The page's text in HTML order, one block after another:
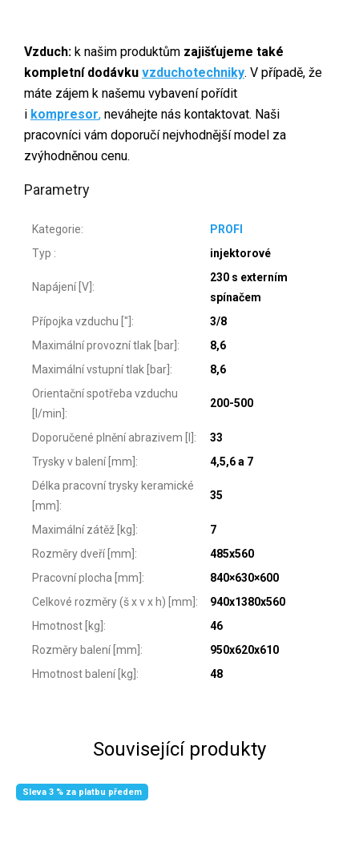
Vzduch: k našim produktům zajišťujeme také
kompletní dodávku vzduchotechniky. V případě, že
máte zájem k našemu vybavení pořídit
i kompresor, neváhejte nás kontaktovat. Naši
pracovníci vám doporučí nejvhodnější model za
zvýhodněnou cenu.
Parametry
Kategorie:
PROFI
Typ : injektorové
Napájení [V]:
230 s externím
spínačem
Přípojka vzduchu ["]:
3/8
Maximální provozní tlak [bar]:
8,6
Maximální vstupní tlak [bar]:
8,6
Orientační spotřeba vzduchu
[l/min]:
200-500
Doporučené plnění abrazivem [l]:
33
Trysky v balení [mm]:
4,5,6 a 7
Délka pracovní trysky keramické
[mm]:
35
Maximální zátěž [kg]:
7
Rozměry dveří [mm]:
485x560
Pracovní plocha [mm]:
840×630×600
Celkové rozměry (š x v x h) [mm]:
940x1380x560
Hmotnost [kg]:
46
Rozměry balení [mm]:
950x620x610
Hmotnost balení [kg]: 48
Související produkty
Sleva 3 % za platbu předem